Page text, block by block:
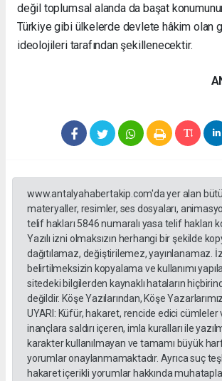
değil toplumsal alanda da başat
Türkiye gibi ülkelerde devlete hâkim olan
ideolojileri tarafından şekillenecektir.
www.antalyahabertakip.com'da yer alan
materyaller, resimler, ses dosyaları,
telif hakları 5846 numaralı yasa telif hakları
Yazılı izni olmaksızın herhangi bir şekilde
dağıtılamaz, değiştirilemez, yayınlanamaz.
belirtilmeksizin kopyalama ve kullanımı
sitedeki bilgilerden kaynaklı hataların
değildir. Köşe Yazılarından, Köşe
UYARI: Küfür, hakaret, rencide edici cümleler
inançlara saldırı içeren, imla kuralları ile
karakter kullanılmayan ve tamamı büyük
yorumlar onaylanmamaktadır. Ayrıca suç
hakaret içerikli yorumlar hakkında